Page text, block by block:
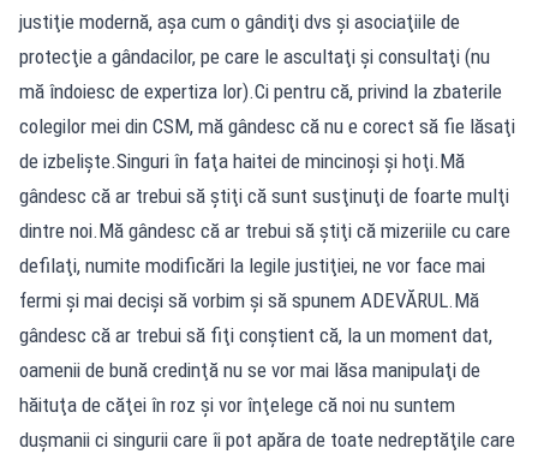
justiţie modernă, aşa cum o gândiţi dvs şi asociaţiile de
protecţie a gândacilor, pe care le ascultaţi şi consultaţi (nu
mă îndoiesc de expertiza lor).Ci pentru că, privind la zbaterile
colegilor mei din CSM, mă gândesc că nu e corect să fie lăsaţi
de izbelişte.Singuri în faţa haitei de mincinoşi şi hoţi.Mă
gândesc că ar trebui să ştiţi că sunt susţinuţi de foarte mulţi
dintre noi.Mă gândesc că ar trebui să ştiţi că mizeriile cu care
defilaţi, numite modificări la legile justiţiei, ne vor face mai
fermi şi mai decişi să vorbim şi să spunem ADEVĂRUL.Mă
gândesc că ar trebui să fiţi conştient că, la un moment dat,
oamenii de bună credinţă nu se vor mai lăsa manipulaţi de
hăituţa de căţei în roz şi vor înţelege că noi nu suntem
duşmanii ci singurii care îi pot apăra de toate nedreptăţile care